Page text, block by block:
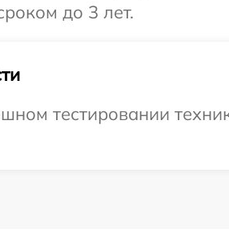
до 3 лет.
тестировании